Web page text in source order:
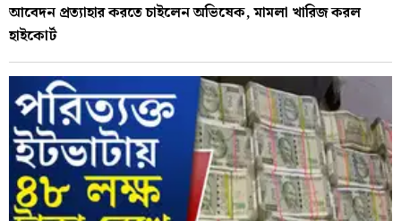
আবেদন প্রত্যাহার করতে চাইলেন অভিষেক, মামলা খারিজ করল
হাইকোর্ট